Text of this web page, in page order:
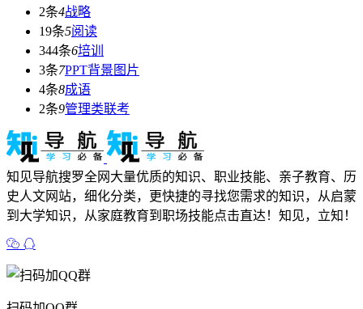
2条4战略
19条5阅读
344条6培训
3条7PPT背景图片
4条8成语
2条9管理类联考
知见导航搜罗全网大量优质的知识、职业技能、亲子教育、历
史人文网站，细化分类，更快捷的寻找您需求的知识，从启蒙
到大学知识，从家庭教育到职场技能点击直达！知见，立知！